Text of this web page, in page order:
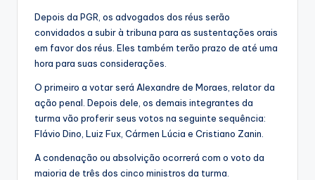
Depois da PGR, os advogados dos réus serão
convidados a subir à tribuna para as sustentações orais
em favor dos réus. Eles também terão prazo de até uma
hora para suas considerações.
O primeiro a votar será Alexandre de Moraes, relator da
ação penal. Depois dele, os demais integrantes da
turma vão proferir seus votos na seguinte sequência:
Flávio Dino, Luiz Fux, Cármen Lúcia e Cristiano Zanin.
A condenação ou absolvição ocorrerá com o voto da
maioria de três dos cinco ministros da turma.